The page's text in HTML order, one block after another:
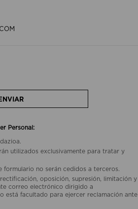
ENVIAR
Personal:
utilizados exclusivamente para tratar y
formulario no serán cedidos a terceros.
oposición, supresión, limitación y
correo electrónico dirigido a
está facultado para ejercer reclamación ante